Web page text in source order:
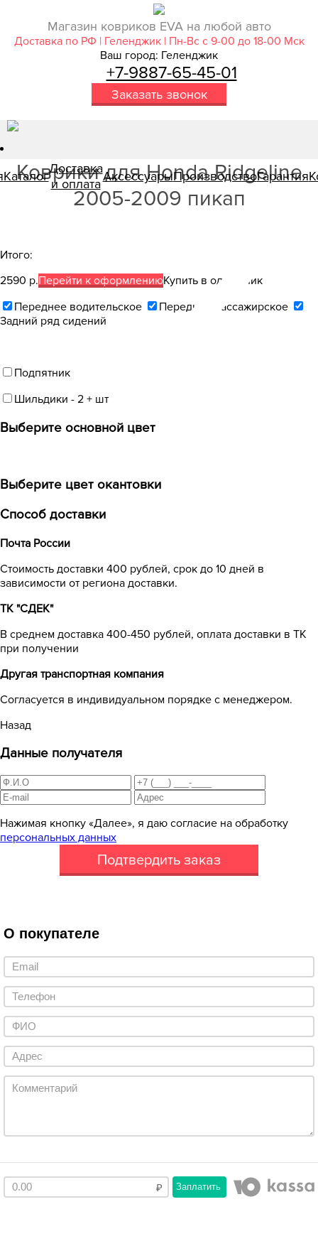
Магазин ковриков EVA ​на любой авто
Доставка по РФ | Геленджик | Пн-Вс с 9-00 до 18-00 Мск
Ваш город: Геленджик
+7-9887-65-45-01
Заказать звонок
КаталогДоставка
и оплатаАксессуарыПроизводствоГарантия
Коврики для Honda Ridgeline
2005-2009 пикап
Итого:
2590 р.Перейти к оформлениюКупить в один клик
Переднее водительское
Переднее пассажирское
Задний ряд сидений
Подпятник
Шильдики - 2 + шт
Выберите oсновной цвет
Выберите цвет окантовки
Способ доставки
Почта России
Cтоимость доставки 400 рублей, срок до 10 дней в
зависимости от региона доставки.
ТК "СДЕК"
В среднем доставка 400-450 рублей, оплата доставки в ТК
при получении
Другая транспортная компания
Согласуется в индивидуальном порядке с менеджером.
Назад
Данные получателя
Нажимая кнопку «Далее», я даю согласие на обработку
персональных данных
Подтвердить заказ
О покупателе
Заплатить